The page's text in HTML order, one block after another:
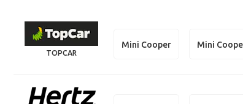
TOPCAR
Mini Cooper Mini